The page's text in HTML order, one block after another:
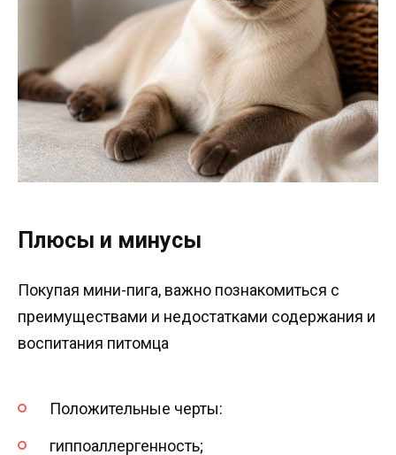
Плюсы и минусы
Покупая мини-пига, важно познакомиться с
преимуществами и недостатками содержания и
воспитания питомца
Положительные черты:
гиппоаллергенность;